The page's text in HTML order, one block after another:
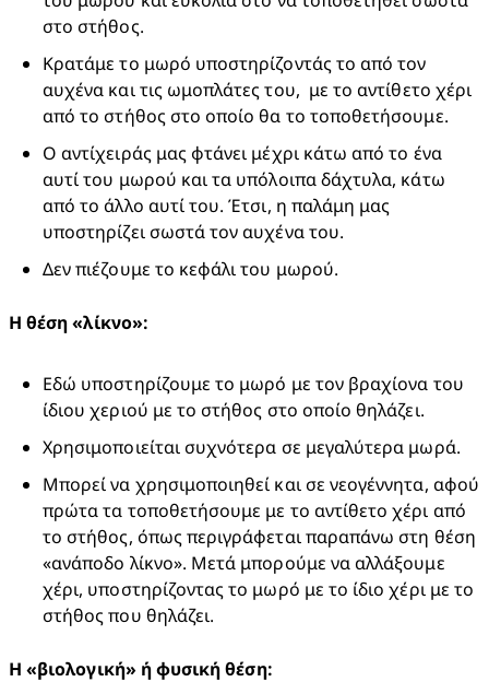
στο στήθος.
Κρατάμε το μωρό υποστηρίζοντάς το από τον
αυχένα και τις ωμοπλάτες του,  με το αντίθετο χέρι
από το στήθος στο οποίο θα το τοποθετήσουμε.
Ο αντίχειράς μας φτάνει μέχρι κάτω από το ένα
αυτί του μωρού και τα υπόλοιπα δάχτυλα, κάτω
από το άλλο αυτί του. Έτσι, η παλάμη μας
υποστηρίζει σωστά τον αυχένα του.
Δεν πιέζουμε το κεφάλι του μωρού.
Η θέση «λίκνο»:
Εδώ υποστηρίζουμε το μωρό με τον βραχίονα του
ίδιου χεριού με το στήθος στο οποίο θηλάζει.
Χρησιμοποιείται συχνότερα σε μεγαλύτερα μωρά.
Μπορεί να χρησιμοποιηθεί και σε νεογέννητα, αφού
πρώτα τα τοποθετήσουμε με το αντίθετο χέρι από
το στήθος, όπως περιγράφεται παραπάνω στη θέση
«ανάποδο λίκνο». Μετά μπορούμε να αλλάξουμε
χέρι, υποστηρίζοντας το μωρό με το ίδιο χέρι με το
στήθος που θηλάζει.
Η «βιολογική» ή φυσική θέση: